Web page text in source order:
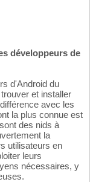
développeurs de
d'Android du
et installer
avec les
la plus connue est
des nids à
la
utilisateurs en
leurs
nécessaires, y